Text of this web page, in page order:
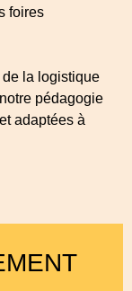
foires
de la logistique
pédagogie
adaptées à